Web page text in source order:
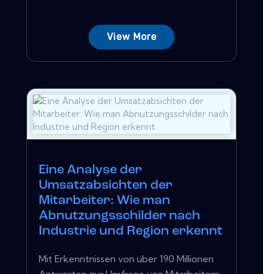
View More
Eine Analyse der
Umsatzabsichten der
Mitarbeiter: Wie man
Abnutzungsschilder nach
Industrie und Region erkennt
Mit Erkenntnissen von über 190 Millionen